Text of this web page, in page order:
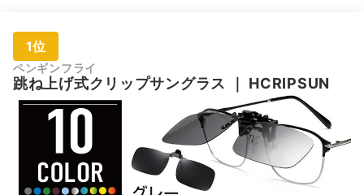
1位
ペンギンフライ
跳ね上げ式クリップサングラス HCRIPSUN